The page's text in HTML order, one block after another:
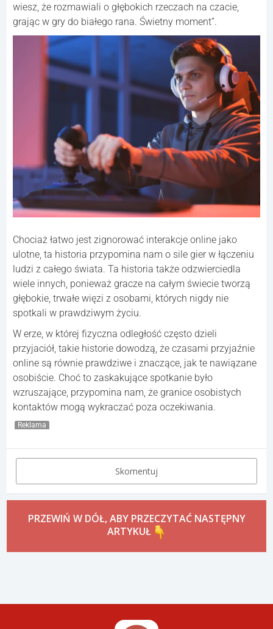
wiesz, że rozmawiali o głębokich rzeczach na czacie,
grając w gry do białego rana. Świetny moment”.
Chociaż łatwo jest zignorować interakcje online jako
ulotne, ta historia przypomina nam o sile gier w łączeniu
ludzi z całego świata. Ta historia także odzwierciedla
wiele innych, ponieważ gracze na całym świecie tworzą
głębokie, trwałe więzi z osobami, których nigdy nie
spotkali w prawdziwym życiu.
W erze, w której fizyczna odległość często dzieli
przyjaciół, takie historie dowodzą, że czasami przyjaźnie
online są równie prawdziwe i znaczące, jak te nawiązane
osobiście. Choć to zaskakujące spotkanie było
wzruszające, przypomina nam, że granice osobistych
kontaktów mogą wykraczać poza oczekiwania.
Reklama
Skomentuj
PRZEWIŃ W DÓŁ, ABY PRZECZYTAĆ NASTĘPNY
ARTYKUŁ